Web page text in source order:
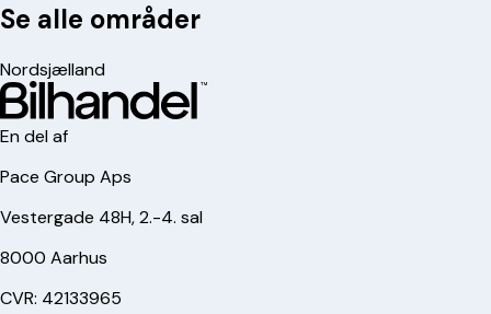
Se alle områder
Nordsjælland
En del af
Pace Group Aps
Vestergade 48H, 2.-4. sal
8000 Aarhus
CVR: 42133965